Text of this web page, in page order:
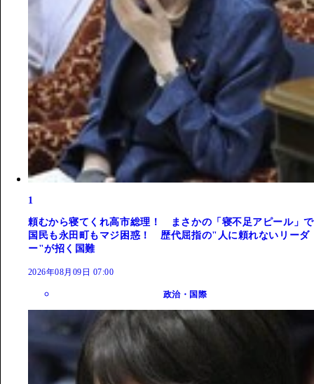
1
頼むから寝てくれ高市総理！ まさかの「寝不足アピール」で
国民も永田町もマジ困惑！ 歴代屈指の"人に頼れないリーダ
ー"が招く国難
2026年08月09日 07:00
政治・国際